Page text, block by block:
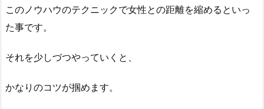
このノウハウのテクニックで女性との距離を縮めるといっ
た事です。
それを少しづつやっていくと、
かなりのコツが掴めます。